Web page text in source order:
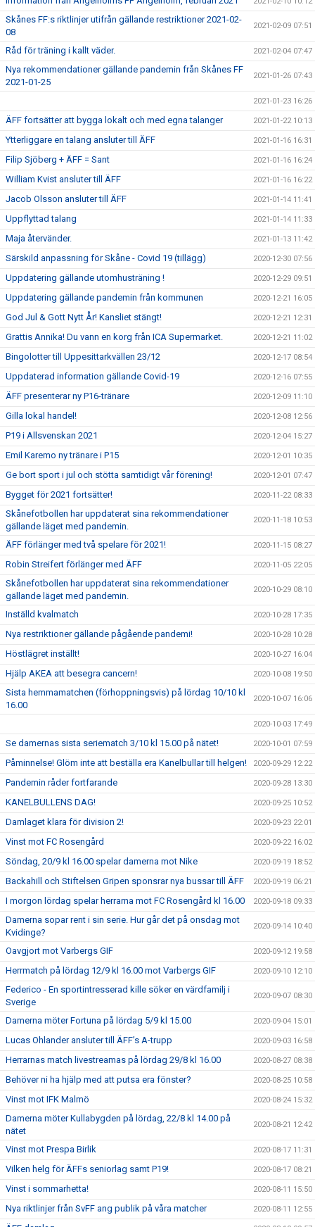
Skånes FF:s riktlinjer utifrån gällande restriktioner 2021-02-
08
2021-02-09 07:51
Råd för träning i kallt väder. 2021-02-04 07:47
Nya rekommendationer gällande pandemin från Skånes FF
2021-01-25
2021-01-26 07:43
2021-01-23 16:26
ÄFF fortsätter att bygga lokalt och med egna talanger 2021-01-22 10:13
Ytterliggare en talang ansluter till ÄFF 2021-01-16 16:31
Filip Sjöberg + ÄFF = Sant 2021-01-16 16:24
William Kvist ansluter till ÄFF 2021-01-16 16:22
Jacob Olsson ansluter till ÄFF 2021-01-14 11:41
Uppflyttad talang 2021-01-14 11:33
Maja återvänder. 2021-01-13 11:42
Särskild anpassning för Skåne - Covid 19 (tillägg) 2020-12-30 07:56
Uppdatering gällande utomhusträning ! 2020-12-29 09:51
Uppdatering gällande pandemin från kommunen 2020-12-21 16:05
God Jul & Gott Nytt År! Kansliet stängt! 2020-12-21 12:31
Grattis Annika! Du vann en korg från ICA Supermarket. 2020-12-21 11:02
Bingolotter till Uppesittarkvällen 23/12 2020-12-17 08:54
Uppdaterad information gällande Covid-19 2020-12-16 07:55
ÄFF presenterar ny P16-tränare 2020-12-09 11:10
Gilla lokal handel! 2020-12-08 12:56
P19 i Allsvenskan 2021 2020-12-04 15:27
Emil Karemo ny tränare i P15 2020-12-01 10:35
Ge bort sport i jul och stötta samtidigt vår förening! 2020-12-01 07:47
Bygget för 2021 fortsätter! 2020-11-22 08:33
Skånefotbollen har uppdaterat sina rekommendationer
gällande läget med pandemin.
2020-11-18 10:53
ÄFF förlänger med två spelare för 2021! 2020-11-15 08:27
Robin Streifert förlänger med ÄFF 2020-11-05 22:05
Skånefotbollen har uppdaterat sina rekommendationer
gällande läget med pandemin.
2020-10-29 08:10
Inställd kvalmatch 2020-10-28 17:35
Nya restriktioner gällande pågående pandemi! 2020-10-28 10:28
Höstlägret inställt! 2020-10-27 16:04
Hjälp AKEA att besegra cancern! 2020-10-08 19:50
Sista hemmamatchen (förhoppningsvis) på lördag 10/10 kl
16.00
2020-10-07 16:06
2020-10-03 17:49
Se damernas sista seriematch 3/10 kl 15.00 på nätet! 2020-10-01 07:59
Påminnelse! Glöm inte att beställa era Kanelbullar till helgen! 2020-09-29 12:22
Pandemin råder fortfarande 2020-09-28 13:30
KANELBULLENS DAG! 2020-09-25 10:52
Damlaget klara för division 2! 2020-09-23 22:01
Vinst mot FC Rosengård 2020-09-22 16:02
Söndag, 20/9 kl 16.00 spelar damerna mot Nike 2020-09-19 18:52
Backahill och Stiftelsen Gripen sponsrar nya bussar till ÄFF 2020-09-19 06:21
I morgon lördag spelar herrarna mot FC Rosengård kl 16.00 2020-09-18 09:33
Damerna sopar rent i sin serie. Hur går det på onsdag mot
Kvidinge?
2020-09-14 10:40
Oavgjort mot Varbergs GIF 2020-09-12 19:58
Herrmatch på lördag 12/9 kl 16.00 mot Varbergs GIF 2020-09-10 12:10
Federico - En sportintresserad kille söker en värdfamilj i
Sverige
2020-09-07 08:30
Damerna möter Fortuna på lördag 5/9 kl 15.00 2020-09-04 15:01
Lucas Ohlander ansluter till ÄFF’s A-trupp 2020-09-03 16:58
Herrarnas match livestreamas på lördag 29/8 kl 16.00 2020-08-27 08:38
Behöver ni ha hjälp med att putsa era fönster? 2020-08-25 10:58
Vinst mot IFK Malmö 2020-08-24 15:32
Damerna möter Kullabygden på lördag, 22/8 kl 14.00 på
nätet
2020-08-21 12:42
Vinst mot Prespa Birlik 2020-08-17 11:31
Vilken helg för ÄFFs seniorlag samt P19! 2020-08-17 08:21
Vinst i sommarhetta! 2020-08-11 15:50
Nya riktlinjer från SvFF ang publik på våra matcher 2020-08-11 12:55